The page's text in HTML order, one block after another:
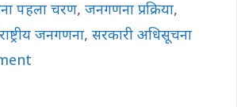
पहला चरण, जनगणना प्रक्रिया,
राष्ट्रीय जनगणना, सरकारी अधिसूचना